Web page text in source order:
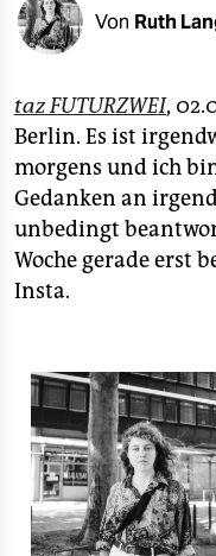
abo
epaper login
Von Ruth
taz FUTURZWEI,
Berlin. Es ist
morgens und ich
Gedanken an
unbedingt
Woche gerade erst
Insta.